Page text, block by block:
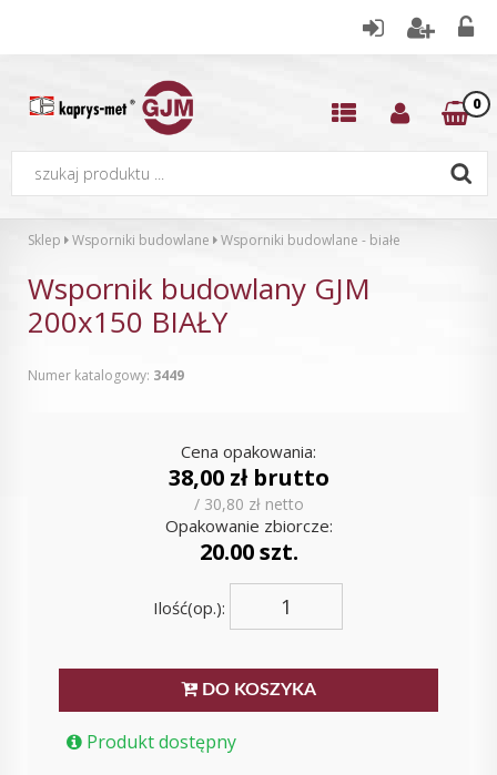
0
Sklep Wsporniki budowlane Wsporniki budowlane - białe
Wspornik budowlany GJM
200x150 BIAŁY
Numer katalogowy: 3449
Cena opakowania:
38,00 zł brutto
/ 30,80 zł netto
Opakowanie zbiorcze:
20.00 szt.
Ilość(op.):
DO KOSZYKA
Produkt dostępny